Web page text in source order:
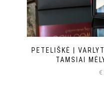
PETELIŠKĖ |
TAMSIAI
€